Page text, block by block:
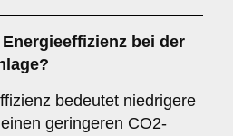
Energieeffizienz bei der
bedeutet niedrigere
geringeren CO2-